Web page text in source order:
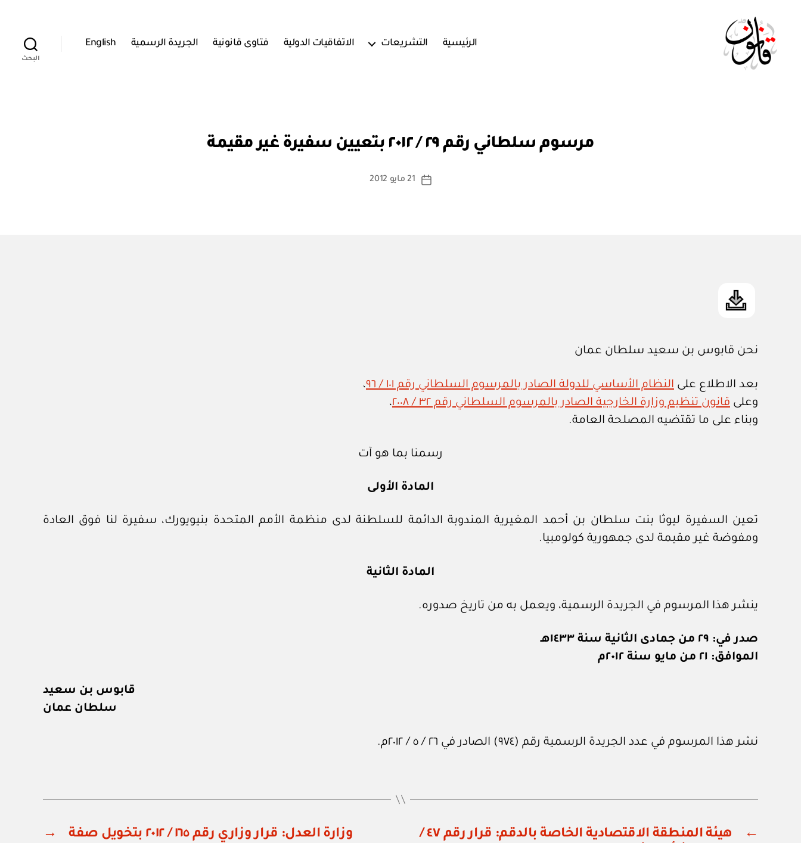
الرئيسية التشريعات الاتفاقيات الدولية فتاوى قانونية الجريدة الرسمية English
البحث
مرسوم سلطاني رقم ٢٩ / ٢٠١٢ بتعيين سفيرة غير مقيمة
كاتب
س
ة
تاريخ
21 مايو 2012
نحن قابوس بن سعيد سلطان عمان
بعد الاطلاع على النظام الأساسي للدولة الصادر بالمرسوم السلطاني رقم ١٠١ / ٩٦
،
وعلى قانون تنظيم وزارة الخارجية الصادر بالمرسوم السلطاني رقم ٣٢ / ٢٠٠٨
،
وبناء على ما تقتضيه المصلحة العامة.
رسمنا بما هو آت
المادة الأولى
تعين السفيرة ليوثا بنت سلطان بن أحمد المغيرية المندوبة الدائمة للسلطنة لدى منظمة الأمم المتحدة بنيويورك، سفيرة لنا فوق العادة
ومفوضة غير مقيمة لدى جمهورية كولومبيا.
المادة الثانية
ينشر هذا المرسوم في الجريدة الرسمية، ويعمل به من تاريخ صدوره.
صدر في: ٢٩ من جمادى الثانية سنة ١٤٣٣هـ
الموافق: ٢١ من مايو سنة ٢٠١٢م
قابوس بن سعيد
سلطان عمان
نشر هذا المرسوم في عدد الجريدة الرسمية رقم (٩٧٤) الصادر في ٢٦ / ٥ / ٢٠١٢م.
←
هيئة المنطقة الاقتصادية الخاصة بالدقم: قرار رقم ٤٧ /
→
وزارة العدل: قرار وزاري رقم ١٦٥ / ٢٠١٢ بتخويل صفة